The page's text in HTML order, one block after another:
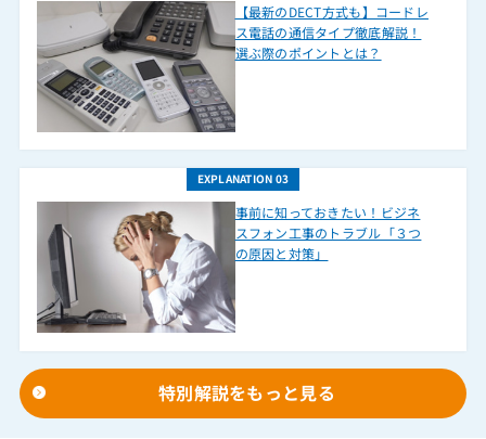
ET-2ODI-iA/M
ET-2ODI-iE/ML
ET-2ODI-iFM
ET-2ODI-iZ/ML
ET-2ODI-SiL
ET-2ODI-XIL
ET-2PHI(2W)-iA2/L
ET-2PHI(2W)-iE/ML
ET-2PHI-iA/L
ET-2PHI-iF
ET-2PHI-Si
ET-2PHI-XI
【最新のDECT方式も】コードレ
ス電話の通信タイプ徹底解説！
選ぶ際のポイントとは？
EXPLANATION 03
事前に知っておきたい！ビジネ
スフォン工事のトラブル「３つ
の原因と対策」
特別解説をもっと見る